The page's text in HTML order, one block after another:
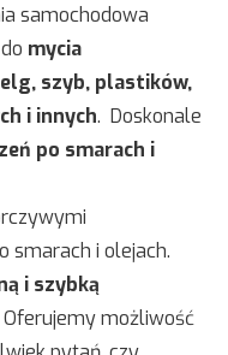
samochodowa
mycia
szyb, plastików,
i innych. Doskonale
po smarach i
smarach i olejach.
i szybką
możliwość